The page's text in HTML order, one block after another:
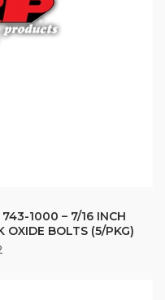
1000 – 7/16 INCH
OXIDE BOLTS (5/PKG)